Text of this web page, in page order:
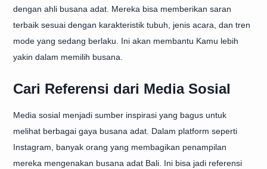
dengan ahli busana adat. Mereka bisa memberikan saran
terbaik sesuai dengan karakteristik tubuh, jenis acara, dan tren
mode yang sedang berlaku. Ini akan membantu Kamu lebih
yakin dalam memilih busana.
Cari Referensi dari Media Sosial
Media sosial menjadi sumber inspirasi yang bagus untuk
melihat berbagai gaya busana adat. Dalam platform seperti
Instagram, banyak orang yang membagikan penampilan
mereka mengenakan busana adat Bali. Ini bisa jadi referensi